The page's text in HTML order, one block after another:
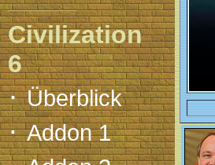
Civilization
6
·Überblick
·Addon 1